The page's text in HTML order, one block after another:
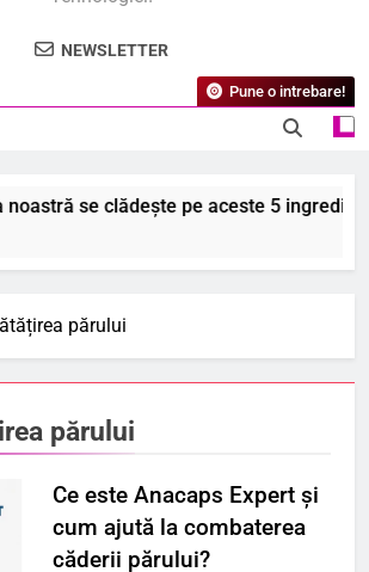
NEWSLETTER
Pune o intrebare!
se clădește pe aceste 5
părului
părului
Ce este Anacaps Expert și
cum ajută la combaterea
căderii părului?